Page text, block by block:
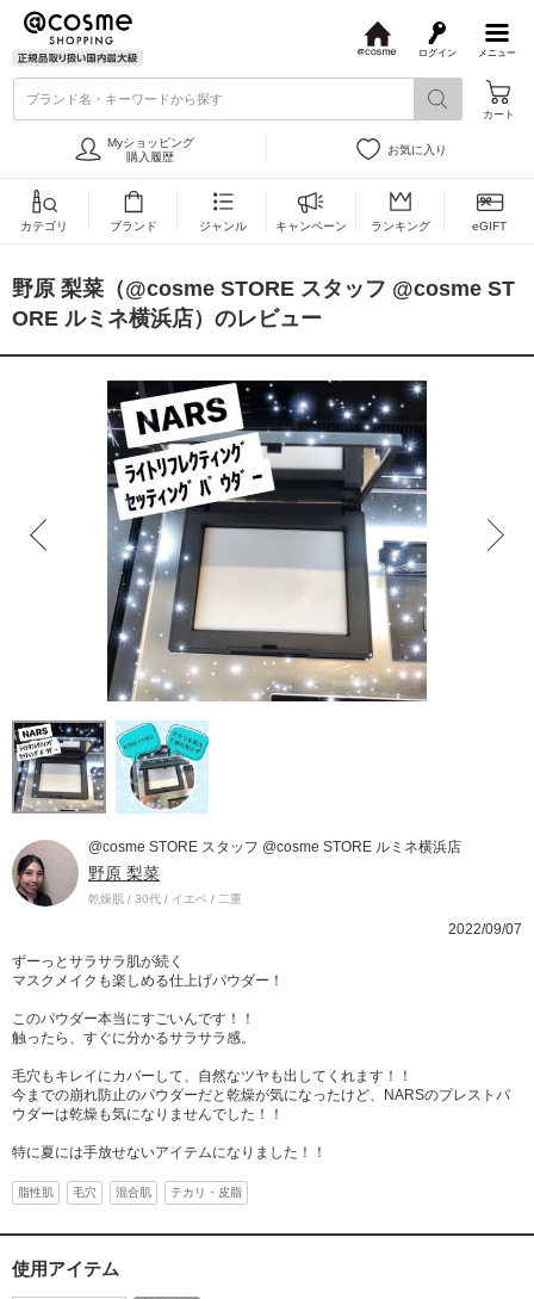
メニュー
ログイン
s
ブランド名・キーワードから探す
カート
Myショッピング
購入履歴
お気に入り
カテゴリ ブランド ジャンル キャンペーン ランキング eGIFT
野原 梨菜（@cosme STORE スタッフ @cosme ST
ORE ルミネ横浜店）のレビュー
@cosme STORE スタッフ @cosme STORE ルミネ横浜店
野原 梨菜
乾燥肌 / 30代 / イエベ / 二重
2022/09/07
ずーっとサラサラ肌が続く
マスクメイクも楽しめる仕上げパウダー！
このパウダー本当にすごいんです！！
触ったら、すぐに分かるサラサラ感。
毛穴もキレイにカバーして、自然なツヤも出してくれます！！
今までの崩れ防止のパウダーだと乾燥が気になったけど、NARSのプレストパ
ウダーは乾燥も気になりませんでした！！
特に夏には手放せないアイテムになりました！！
脂性肌 毛穴 混合肌 テカリ・皮脂
使用アイテム